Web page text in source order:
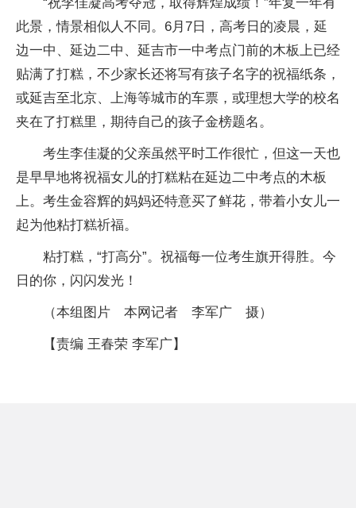
此景，情景相似人不同。6月7日，高考日的凌晨，延
边一中、延边二中、延吉市一中考点门前的木板上已经
贴满了打糕，不少家长还将写有孩子名字的祝福纸条，
或延吉至北京、上海等城市的车票，或理想大学的校名
夹在了打糕里，期待自己的孩子金榜题名。
考生李佳凝的父亲虽然平时工作很忙，但这一天也
是早早地将祝福女儿的打糕粘在延边二中考点的木板
上。考生金容辉的妈妈还特意买了鲜花，带着小女儿一
起为他粘打糕祈福。
粘打糕，“打高分”。祝福每一位考生旗开得胜。今
日的你，闪闪发光！
（本组图片 本网记者 李军广 摄）
【责编 王春荣 李军广】